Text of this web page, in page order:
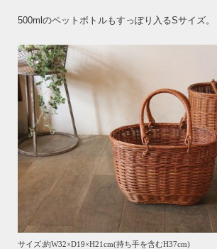
500mlのペットボトルもすっぽり入るSサイズ。
サイズ:約W32×D19×H21cm(持ち手を含むH37cm)